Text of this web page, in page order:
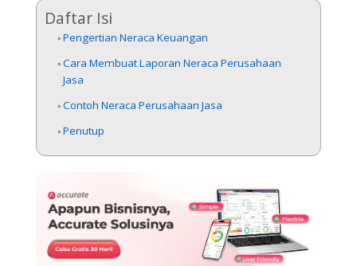
Daftar Isi
Pengertian Neraca Keuangan
Cara Membuat Laporan Neraca Perusahaan
Jasa
Contoh Neraca Perusahaan Jasa
Penutup